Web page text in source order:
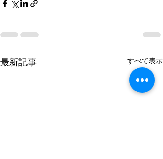
最新記事 すべて表示